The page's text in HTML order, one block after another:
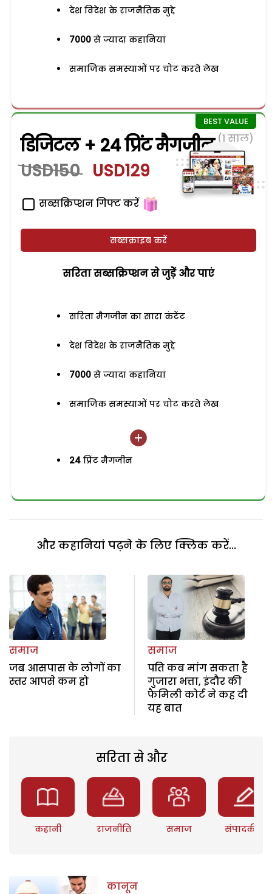
देश विदेश के राजनैतिक मुद्दे
7000 से ज्यादा कहानियां
समाजिक समस्याओं पर चोट करते लेख
डिजिटल + 24 प्रिंट मैगजीन (1 साल)
USD150 USD129
सब्सक्रिप्शन गिफ्ट करें
सब्सक्राइब करें
सरिता सब्सक्रिप्शन से जुड़ेें और पाएं
सरिता मैगजीन का सारा कंटेंट
देश विदेश के राजनैतिक मुद्दे
7000 से ज्यादा कहानियां
समाजिक समस्याओं पर चोट करते लेख
24 प्रिंट मैगजीन
और कहानियां पढ़ने के लिए क्लिक करें...
समाज
जब आसपास के लोगों का
स्तर आपसे कम हो
समाज
पति कब मांग सकता है
गुजारा भत्ता, इंदौर की
फैमिली कोर्ट ने कह दी
यह बात
सरिता से और
कहानी राजनीति समाज संपादकीय
कानून